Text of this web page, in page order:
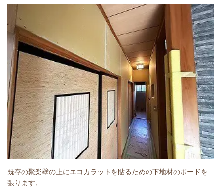
既存の聚楽壁の上にエコカラットを貼るための下地材のボードを
張ります。